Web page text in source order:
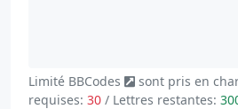
Limité BBCodes
sont pris en
requises: 30 / Lettres restantes: